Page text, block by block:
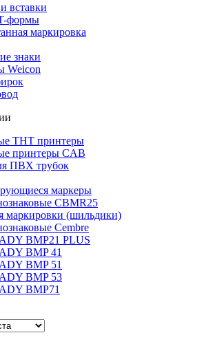
вставки
формы
маркировка
знаки
Weicon
THT принтеры
принтеры CAB
ПВХ трубок
маркеры
CBMR25
маркировки (шильдики)
Cembre
BMP21 PLUS
BMP 41
BMP 51
BMP 53
BMP71